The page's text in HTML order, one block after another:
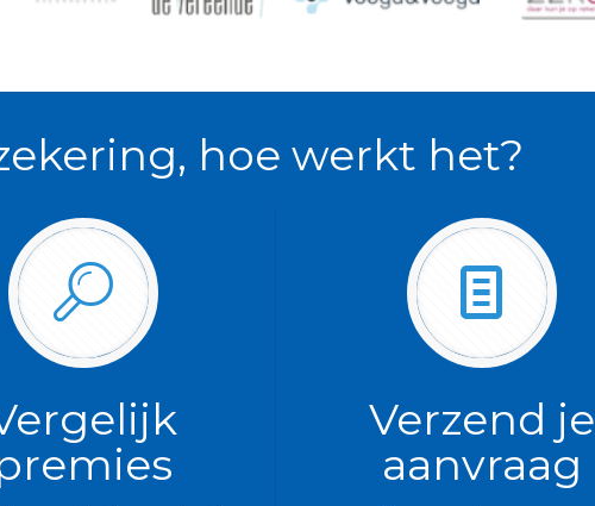
hoe werkt het?
Verzend je
aanvraag